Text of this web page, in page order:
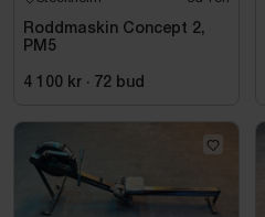
Roddmaskin Concept 2,
PM5
4 100 kr · 72 bud